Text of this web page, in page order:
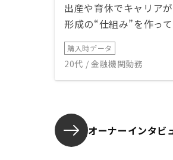
出産や育休でキャリア
形成の“仕組み”を作っ
購入時データ
20代 / 金融機関勤務
オーナーインタビ